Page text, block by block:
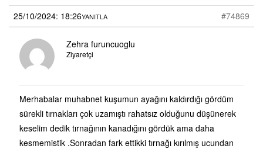
25/10/2024: 18:26
#74869
YANITLA
Zehra furuncuoglu
Ziyaretçi
Merhabalar muhabnet kuşumun ayağını kaldırdığı gördüm
sürekli tırnakları çok uzamıştı rahatsız olduğunu düşünerek
keselim dedik tırnağının kanadığını gördük ama daha
kesmemistik .Sonradan fark ettikki tırnağı kırılmış ucundan